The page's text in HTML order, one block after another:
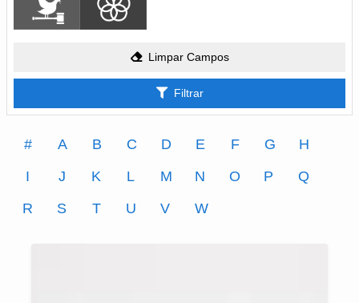
Limpar Campos
Filtrar
# A B C D E F G
H
I
J K L M N O P
Q
R
S T U V W